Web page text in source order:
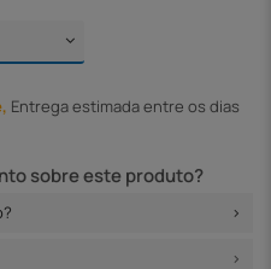
Entregaestimada entre os dias
sobre este produto?